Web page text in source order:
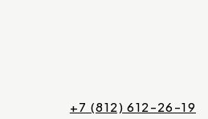
+7 (812) 612-26-19